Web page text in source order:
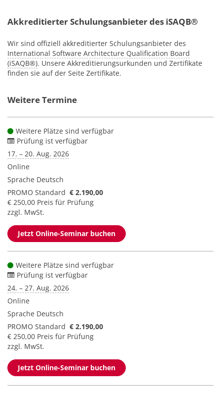
Akkreditierter Schulungsanbieter des iSAQB®
Wir sind offiziell akkreditierter Schulungsanbieter des
International Software Architecture Qualification Board
(iSAQB®). Unsere Akkreditierungsurkunden und Zertifikate
finden sie auf der Seite Zertifikate.
Weitere Termine
Weitere Plätze sind verfügbar
Prüfung ist verfügbar
17. – 20. Aug. 2026
Online
Sprache Deutsch
PROMO Standard € 2.190,00
€ 250,00 Preis für Prüfung
zzgl. MwSt.
Jetzt Online-Seminar buchen
Weitere Plätze sind verfügbar
Prüfung ist verfügbar
24. – 27. Aug. 2026
Online
Sprache Deutsch
PROMO Standard € 2.190,00
€ 250,00 Preis für Prüfung
zzgl. MwSt.
Jetzt Online-Seminar buchen